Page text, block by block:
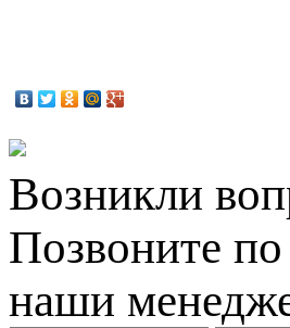
Возникли
Позвоните
наши